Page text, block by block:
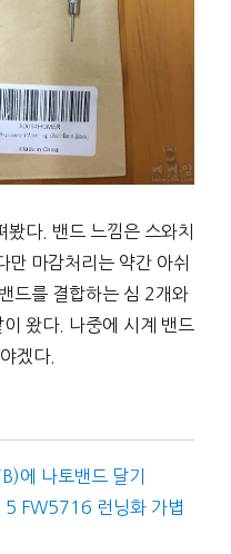
다. 밴드 느낌은 스와치
만 마감처리는 약간 아쉬
드를 결합하는 심 2개와
왔다. 나중에 시계 밴드
겠다.
에 나토밴드 달기
5 FW5716 런닝화 가볍